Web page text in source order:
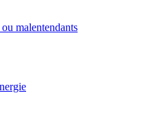
malentendants